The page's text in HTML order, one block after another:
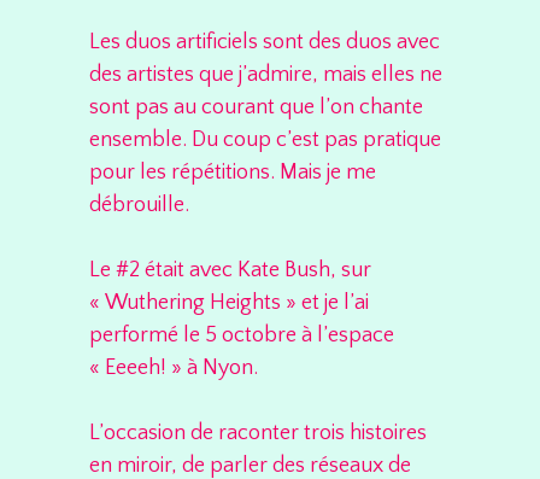
Les duos artificiels sont des duos avec
des artistes que j’admire, mais elles ne
sont pas au courant que l’on chante
ensemble. Du coup c’est pas pratique
pour les répétitions. Mais je me
débrouille.
Le #2 était avec Kate Bush, sur
« Wuthering Heights » et je l’ai
performé le 5 octobre à l’espace
« Eeeeh! » à Nyon.
L’occasion de raconter trois histoires
en miroir, de parler des réseaux de